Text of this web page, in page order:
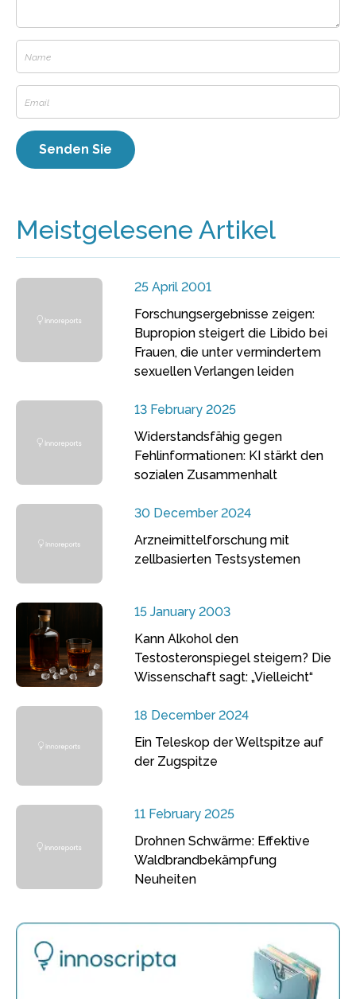
Meistgelesene Artikel
25 April 2001
Forschungsergebnisse zeigen:
Bupropion steigert die Libido bei
Frauen, die unter vermindertem
sexuellen Verlangen leiden
13 February 2025
Widerstandsfähig gegen
Fehlinformationen: KI stärkt den
sozialen Zusammenhalt
30 December 2024
Arzneimittelforschung mit
zellbasierten Testsystemen
15 January 2003
Kann Alkohol den
Testosteronspiegel steigern? Die
Wissenschaft sagt: „Vielleicht“
18 December 2024
Ein Teleskop der Weltspitze auf
der Zugspitze
11 February 2025
Drohnen Schwärme: Effektive
Waldbrandbekämpfung
Neuheiten